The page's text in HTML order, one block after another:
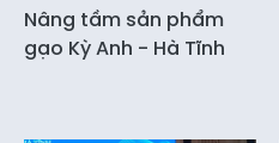
Nâng tầm sản phẩm
gạo Kỳ Anh - Hà Tĩnh